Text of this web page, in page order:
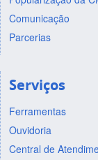
Comunicação
Parcerias
Serviços
Ferramentas
Ouvidoria
Central de